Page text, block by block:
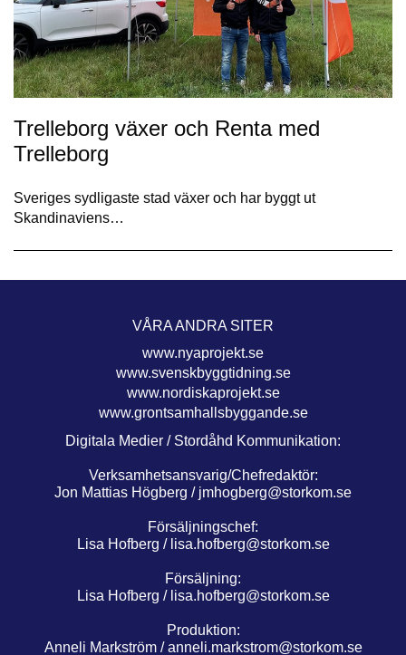
Trelleborg växer och Renta med
Trelleborg
Sveriges sydligaste stad växer och har byggt ut
Skandinaviens…
VÅRA ANDRA SITER
www.nyaprojekt.se
www.svenskbyggtidning.se
www.nordiskaprojekt.se
www.grontsamhallsbyggande.se
Digitala Medier / Stordåhd Kommunikation:
Verksamhetsansvarig/Chefredaktör:
Jon Mattias Högberg / jmhogberg@storkom.se
Försäljningschef:
Lisa Hofberg / lisa.hofberg@storkom.se
Försäljning:
Lisa Hofberg / lisa.hofberg@storkom.se
Produktion:
Anneli Markström /anneli.markstrom@storkom.se